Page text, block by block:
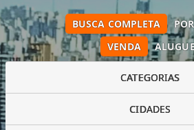
VENDA
BUSCA COMPLETA
CATEGORIAS
CIDADES